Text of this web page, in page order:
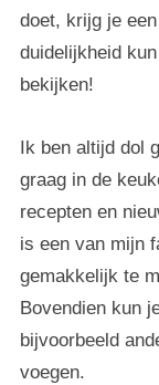
doet, krijg je
duidelijkheid
bekijken!
Ik ben altijd dol
graag in de
recepten en
is een van mijn
gemakkelijk te
Bovendien kun
bijvoorbeeld
voegen.